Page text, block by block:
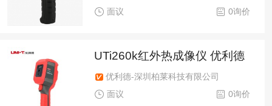
0询价
面议
UTi260k红外热成像仪 优利德
优利德-深圳柏莱科技有限公司
0询价
面议